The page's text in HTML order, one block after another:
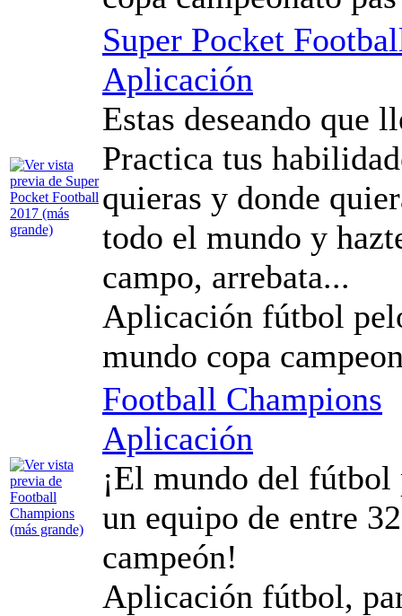
Super Pocket
Aplicación
Estas deseando que
Practica tus
quieras y donde
todo el mundo y
campo, arrebata...
Aplicación fútbol
mundo copa
Football Champions
Aplicación
¡El mundo del
un equipo de entre
campeón!
Aplicación fútbol,